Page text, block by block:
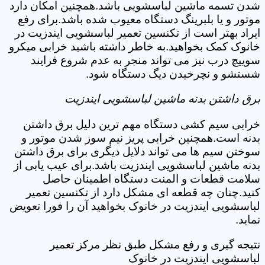
شدن تسمه ماشین لباسشویی باشد.همچنین امکان دارد
موتور و یا بلبرینگ دستگاه معیوب شده باشد.برای رفع
ایراد بهتر است از تکنسین تعمیر لباسشویی ایندزیت در
خانوک کمک بخواهید.به خاطر داشته باشید خرابی میکرو
سوییچ درب نیز می تواند منجر به عدم شروع فرایند
شستشو و نچرخیدن دیگ دستگاه شود.
برق داشتن بدنه ماشین لباسشویی ایندزیت
خرابی سیم کشی دستگاه مهم ترین دلیل برق داشتن
بدنه است.همچنین خرابی پریز نیم سوز شدن موتور و
سوختن سیم ها می تواند دلایل دیگری برای برق داشتن
بدنه ماشین لباسشویی ایندزیت باشد.برای عیب یابی از
سلامت قطعات و المنت دستگاه اطمینان حاصل
کنید.چنان چه قطعه ای مشکل دارد از تکنسین تعمیر
لباسشویی ایندزیت در خانوک بخواهید آن را فورا تعویض
نماید.
نتیجه گیری و رفع مشکل طبق نظر مرکز تعمیر
لباسشویی ایندزیت در خانوک